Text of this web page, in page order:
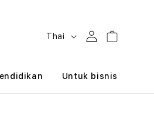
B
h
Thai MasukKeranjang
Untuk bisnis